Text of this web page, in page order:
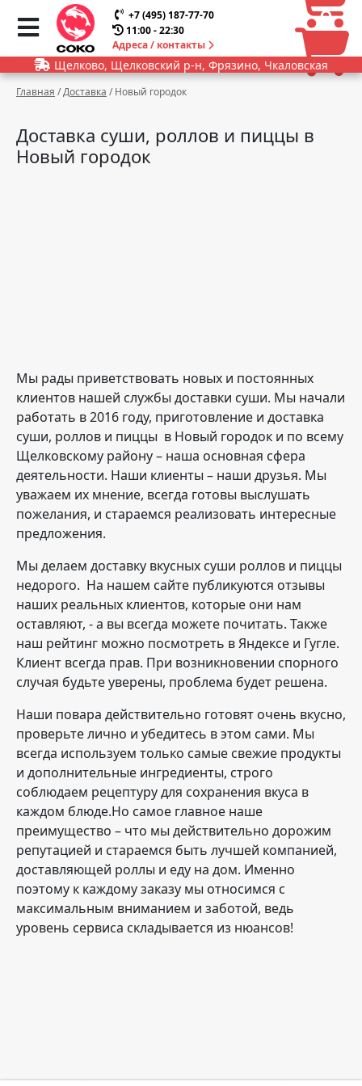
+7 (495) 187-77-70
11:00 - 22:30
Адреса / контакты
0
0
Щелково, Щелковский р-н, Фрязино, Чкаловская
Главная /Доставка / Новый городок
Доставка суши, роллов и пиццы в
Новый городок
Мы рады приветствовать новых и постоянных
клиентов нашей службы доставки суши. Мы начали
работать в 2016 году, приготовление и доставка
суши, роллов и пиццы в Новый городок и по всему
Щелковскому району – наша основная сфера
деятельности. Наши клиенты – наши друзья. Мы
уважаем их мнение, всегда готовы выслушать
пожелания, и стараемся реализовать интересные
предложения.
Мы делаем доставку вкусных суши роллов и пиццы
недорого. На нашем сайте публикуются отзывы
наших реальных клиентов, которые они нам
оставляют, - а вы всегда можете почитать. Также
наш рейтинг можно посмотреть в Яндексе и Гугле.
Клиент всегда прав. При возникновении спорного
случая будьте уверены, проблема будет решена.
Наши повара действительно готовят очень вкусно,
проверьте лично и убедитесь в этом сами. Мы
всегда используем только самые свежие продукты
и дополнительные ингредиенты, строго
соблюдаем рецептуру для сохранения вкуса в
каждом блюде.Но самое главное наше
преимущество – что мы действительно дорожим
репутацией и стараемся быть лучшей компанией,
доставляющей роллы и еду на дом. Именно
поэтому к каждому заказу мы относимся с
максимальным вниманием и заботой, ведь
уровень сервиса складывается из нюансов!